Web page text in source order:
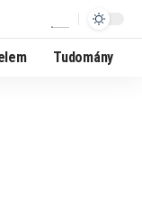
Tudomány